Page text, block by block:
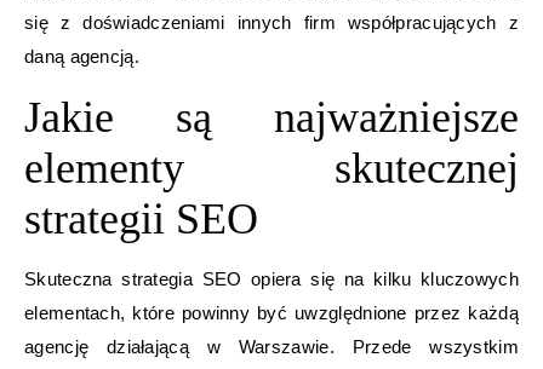
się z doświadczeniami innych firm współpracujących z
daną agencją.
Jakie są najważniejsze
elementy skutecznej
strategii SEO
Skuteczna strategia SEO opiera się na kilku kluczowych
elementach, które powinny być uwzględnione przez każdą
agencję działającą w Warszawie. Przede wszystkim